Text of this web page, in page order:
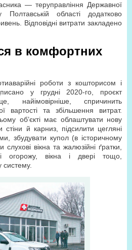
— теруправління Державної
Полтавській області додатково
Відповідні витрати закладено
в комфортних
роботи з кошторисом і
у грудні 2020-го, проєкт
найімовірніше, спричинить
вартості та збільшення витрат.
об’єкті має облаштувати нову
стіни й карниз, підсилити цегляні
збудувати купол (в історичному
слухові вікна та жалюзійні ґратки,
огорожу, вікна і двері тощо,
систему.